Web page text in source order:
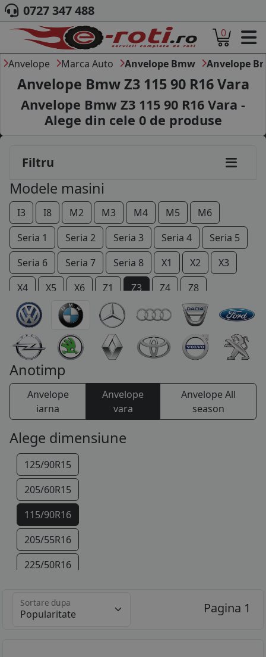
ACASA
DESPRE NOI
ANVELOPE
AUTO
CAMION
MOTO
MARCA AUTO
BLOG
B2B - COLABORARE COMPANII
CONT
CONTACT
COS (
0 PRODUSE
0727 347 488
0
Anvelope Marca Auto Anvelope Bmw Anvelope
Anvelope Bmw Z3 115 90 R16 Vara
Anvelope Bmw Z3 115 90 R16 Vara -
Alege din cele 0de produse
Filtru
Modele masini
I3 I8 M2 M3 M4 M5
M6
Seria 1
Seria 2 Seria 3 Seria 4
Seria 5
Seria 6
Seria 7 Seria 8 X1 X2
X3
X4
X5 X6 Z1 Z3 Z4 Z8
Anotimp
Anvelope
iarna
Anvelope
vara
Anvelope All
season
Alege dimensiune
125/90R15
205/60R15
115/90R16
205/55R16
225/50R16
245/40R17
Sortare dupa Pagina 1